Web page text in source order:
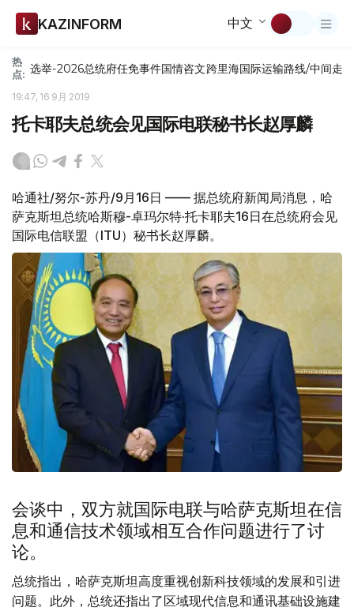
KAZINFORM 中文
热
点: 选举-2026总统府任免事件国情咨文跨里海国际运输路线/中间走廊
19:47, 16 9月 2019
托卡耶夫总统会见国际电联秘书长赵厚麟
哈通社/努尔-苏丹/9月16日 —— 据总统府新闻局消息，哈
萨克斯坦总统哈斯穆-卓玛尔特·托卡耶夫16日在总统府会见
国际电信联盟（ITU）秘书长赵厚麟。
会谈中，双方就国际电联与哈萨克斯坦在信
息和通信技术领域相互合作问题进行了讨
论。
总统指出，哈萨克斯坦高度重视创新科技领域的发展和引进
问题。此外，总统还指出了区域现代信息和通讯基础设施建